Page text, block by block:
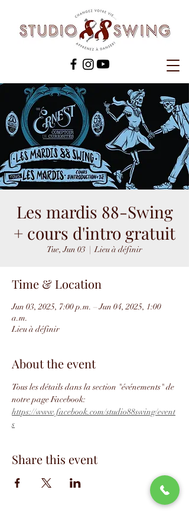
Les mardis 88-Swing
+ cours d'intro gratuit
Tue, Jun 03
  |
Lieu à définir
Time & Location
Jun 03, 2025, 7:00 p.m. – Jun 04, 2025, 1:00
a.m.
Lieu à définir
About the event
Tous les détails dans la section "événements" de
notre page Facebook:
https://www.facebook.com/studio88swing/event
s
Share this event